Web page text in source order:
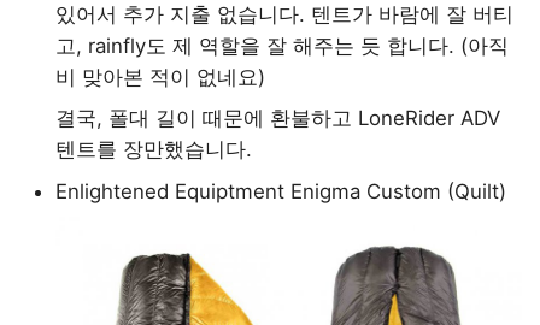
있어서 추가 지출 없습니다. 텐트가 바람에 잘 버티
고, rainfly도 제 역할을 잘 해주는 듯 합니다. (아직
비 맞아본 적이 없네요)
결국, 폴대 길이 때문에 환불하고 LoneRider ADV
텐트를 장만했습니다.
Enlightened Equiptment Enigma Custom (Quilt)